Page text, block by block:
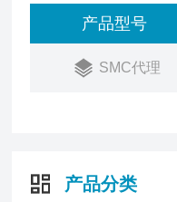
产品型号
SMC代理
产品分类